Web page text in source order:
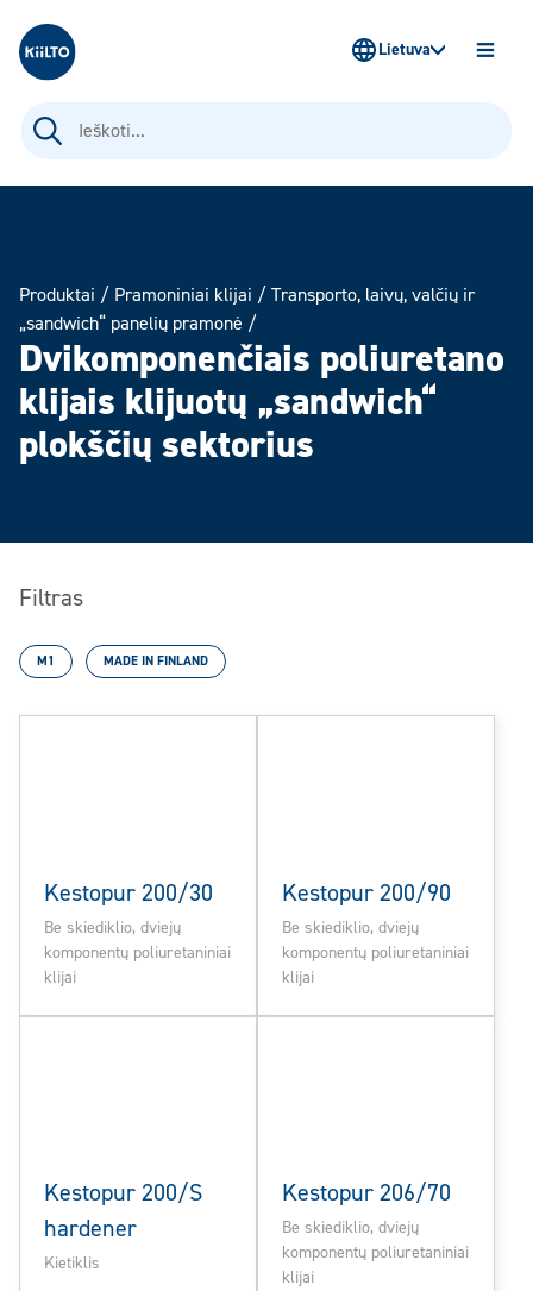
Kiilto Lietuva
Ieškoti:
Lietuva
Produktai / Pramoniniai klijai / Transporto, laivų, valčių ir
„sandwich“ panelių pramonė /
Dvikomponenčiais poliuretano
klijais klijuotų „sandwich“
plokščių sektorius
Filtras
M1 MADE IN FINLAND
Kestopur 200/30
Be skiediklio, dviejų
komponentų poliuretaniniai
klijai
Kestopur 200/90
Be skiediklio, dviejų
komponentų poliuretaniniai
klijai
Kestopur 200/S
hardener
Kietiklis
Kestopur 206/70
Be skiediklio, dviejų
komponentų poliuretaniniai
klijai